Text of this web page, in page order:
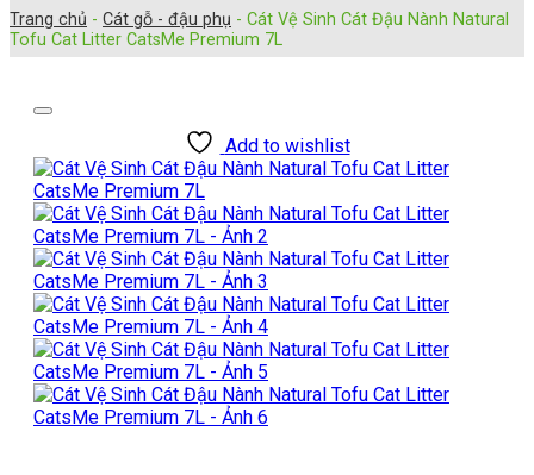
Trang chủ - Cát gỗ - đậu phụ - Cát Vệ Sinh Cát Đậu Nành Natural
Tofu Cat Litter CatsMe Premium 7L
Add to wishlist